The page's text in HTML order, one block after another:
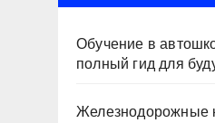
Обучение в
полный гид для
Железнодорожные